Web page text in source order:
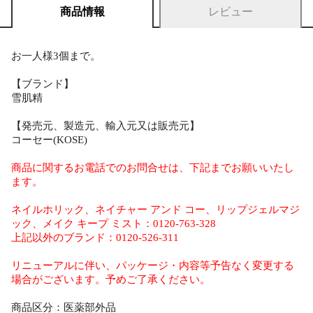
商品情報 レビュー
お一人様3個まで。
【ブランド】
雪肌精
【発売元、製造元、輸入元又は販売元】
コーセー(KOSE)
商品に関するお電話でのお問合せは、下記までお願いいたし
ます。
ネイルホリック、ネイチャー アンド コー、リップジェルマジ
ック、メイク キープ ミスト：0120-763-328
上記以外のブランド：0120-526-311
リニューアルに伴い、パッケージ・内容等予告なく変更する
場合がございます。予めご了承ください。
商品区分：医薬部外品